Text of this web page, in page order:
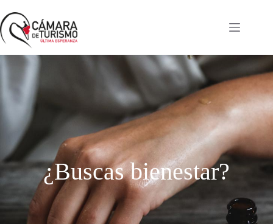
¿Buscas bienestar?